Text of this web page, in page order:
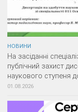
НОВИНИ
На засіданні
публічний захист
наукового ступеня
01.08.2026